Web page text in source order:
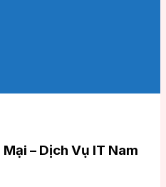
– Dịch Vụ IT Nam